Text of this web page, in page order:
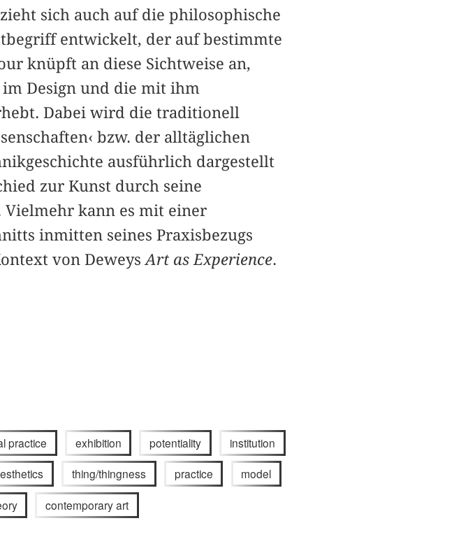
sich auch auf die philosophische
entwickelt, der auf bestimmte
knüpft an diese Sichtweise an,
Design und die mit ihm
Dabei wird die traditionell
bzw. der alltäglichen
ausführlich dargestellt
zur Kunst durch seine
kann es mit einer
inmitten seines Praxisbezugs
von Deweys Art as Experience.
practice exhibition potentiality institution
thing/thingness practice model
contemporary art